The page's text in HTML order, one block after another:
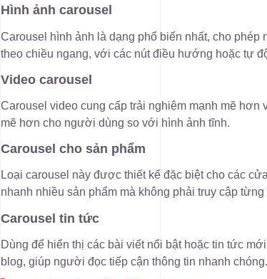
Hình ảnh carousel
Carousel hình ảnh là dạng phổ biến nhất, cho phép
theo chiều ngang, với các nút điều hướng hoặc tự
Video carousel
Carousel video cung cấp trải nghiệm mạnh mẽ hơn
mẽ hơn cho người dùng so với hình ảnh tĩnh.
Carousel cho sản phẩm
Loại carousel này được thiết kế đặc biệt cho các
nhanh nhiều sản phẩm mà không phải truy cập từng
Carousel tin tức
Dùng để hiển thị các bài viết nổi bật hoặc tin tức
blog, giúp người đọc tiếp cận thông tin nhanh chóng.